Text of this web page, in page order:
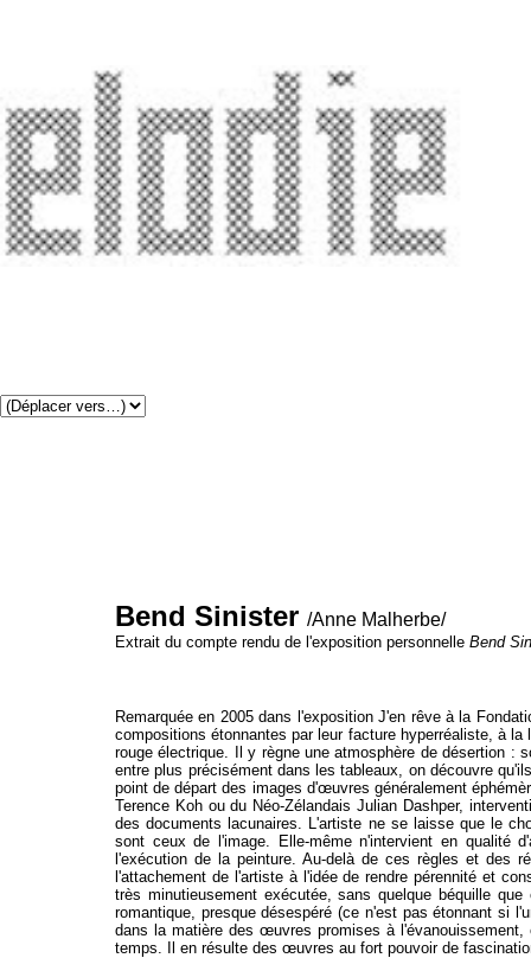
Bend Sinister /Anne Malherbe/
Extrait du compte rendu de l'exposition personnelle Bend
Remarquée en 2005 dans l'exposition J'en rêve à la
compositions étonnantes par leur facture hyperréaliste, à
rouge électrique. Il y règne une atmosphère de désertion
entre plus pré­cisément dans les tableaux, on découvre
point de départ des images d'œuvres généralement
Terence Koh ou du Néo-Zélandais Julian Dashper,
des documents lacunaires. L'artiste ne se laisse que le
sont ceux de l'image. Elle-même n'intervient en qualité
l'exécution de la peinture. Au-delà de ces règles et des
l'attachement de l'artiste à l'idée de rendre pérennité et
très minutieusement exécutée, sans quelque béquille
romantique, presque désespéré (ce n'est pas étonnant si
dans la matière des œuvres promises à
temps. Il en résulte des œuvres au fort pouvoir de